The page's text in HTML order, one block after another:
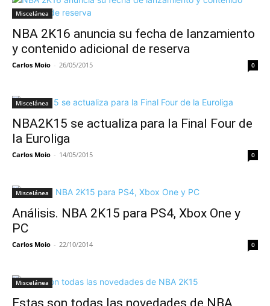
Miscelánea
NBA 2K16 anuncia su fecha de lanzamiento
y contenido adicional de reserva
Carlos Moio - 26/05/2015 0
Miscelánea
NBA2K15 se actualiza para la Final Four de
la Euroliga
Carlos Moio - 14/05/2015 0
Miscelánea
Análisis. NBA 2K15 para PS4, Xbox One y
PC
Carlos Moio - 22/10/2014 0
Miscelánea
Estas son todas las novedades de NBA